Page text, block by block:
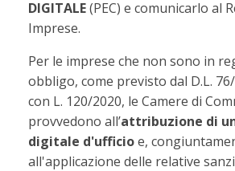
DIGITALE(PEC) e comunicarlo al
Imprese.
Per le imprese che non sono in
obbligo, come previsto dal D.L.
con L. 120/2020, le Camere di
provvedono all’attribuzione di
digitale d'ufficioe,
all'applicazione delle relative